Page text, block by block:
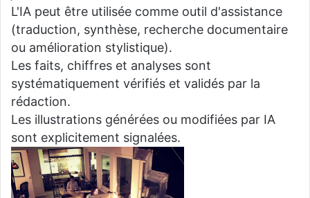
L'IA peut être utilisée comme outil d'assistance
(traduction, synthèse, recherche documentaire
ou amélioration stylistique).
Les faits, chiffres et analyses sont
systématiquement vérifiés et validés par la
rédaction.
Les illustrations générées ou modifiées par IA
sont explicitement signalées.